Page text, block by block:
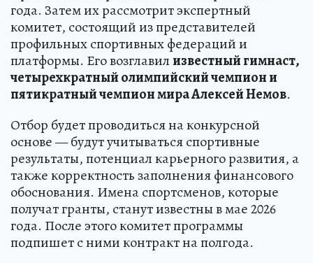
года. Затем их рассмотрит экспертный
комитет, состоящий из представителей
профильных спортивных федераций и
платформы. Его возглавилизвестный гимнаст,
четырехкратный олимпийский чемпион и
пятикратный чемпион мира Алексей Немов.
Отбор будет проводиться на конкурсной
основе — будут учитываться спортивные
результаты, потенциал карьерного развития, а
также корректность заполнения финансового
обоснования. Имена спортсменов, которые
получат гранты, станут известны в мае 2026
года. После этого комитет программы
подпишет с ними контракт на полгода.